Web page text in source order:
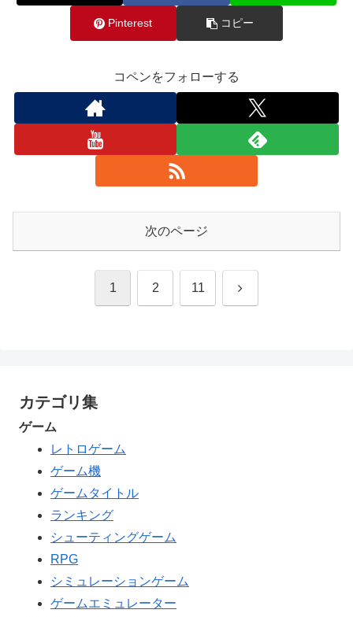
Pinterest コピー
コペンをフォローする
次のページ
1 2 11 次
カテゴリ集
ゲーム
レトロゲーム
ゲーム機
ゲームタイトル
ランキング
シューティングゲーム
RPG
シミュレーションゲーム
ゲームエミュレーター